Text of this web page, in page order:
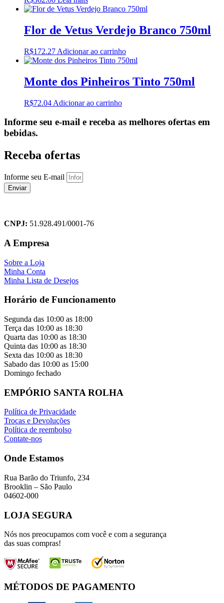
Flor de Vetus Verdejo Branco 750ml
R$172.27 Adicionar ao carrinho
Monte dos Pinheiros Tinto 750ml
R$72.04 Adicionar ao carrinho
Informe seu e-mail e receba as melhores ofertas em
bebidas.
Receba ofertas
Informe seu E-mail
Enviar
CNPJ: 51.928.491/0001-76
A Empresa
Sobre a Loja
Minha Conta
Minha Lista de Desejos
Horário de Funcionamento
Segunda das 10:00 as 18:00
Terça das 10:00 as 18:30
Quarta das 10:00 as 18:30
Quinta das 10:00 as 18:30
Sexta das 10:00 as 18:30
Sabado das 10:00 as 15:00
Domingo fechado
EMPÓRIO SANTA ROLHA
Política de Privacidade
Trocas e Devoluções
Política de reembolso
Contate-nos
Onde Estamos
Rua Barão do Triunfo, 234
Brooklin – São Paulo
04602-000
LOJA SEGURA
Nós nos preocupamos com você e com a segurança
das suas compras!
MÉTODOS DE PAGAMENTO